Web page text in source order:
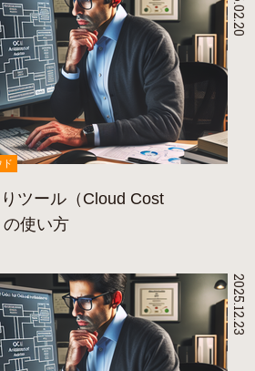
ド
ツール（Cloud Cost
使い方
2025.12.23